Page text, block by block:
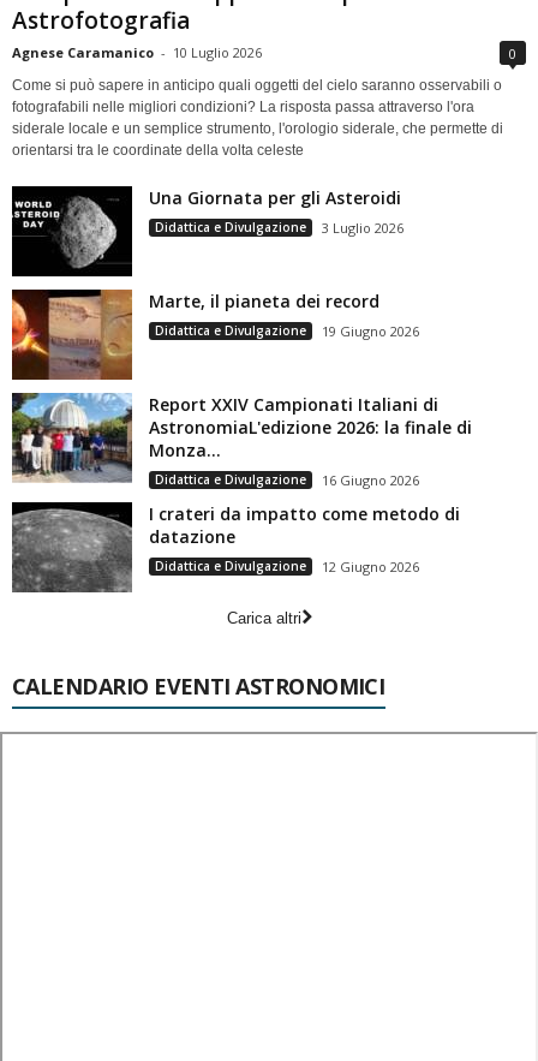
Astrofotografia
Agnese Caramanico - 10 Luglio 2026 0
Come si può sapere in anticipo quali oggetti del cielo saranno osservabili o
fotografabili nelle migliori condizioni? La risposta passa attraverso l'ora
siderale locale e un semplice strumento, l'orologio siderale, che permette di
orientarsi tra le coordinate della volta celeste
Una Giornata per gli Asteroidi
Didattica e Divulgazione 3 Luglio 2026
Marte, il pianeta dei record
Didattica e Divulgazione 19 Giugno 2026
Report XXIV Campionati Italiani di
AstronomiaL'edizione 2026: la finale di
Monza...
Didattica e Divulgazione 16 Giugno 2026
I crateri da impatto come metodo di
datazione
Didattica e Divulgazione 12 Giugno 2026
Carica altri
CALENDARIO EVENTI ASTRONOMICI